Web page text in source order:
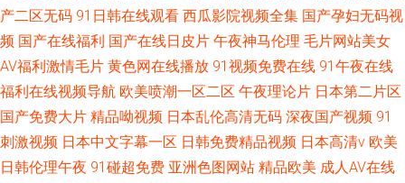
产二区无码 91日韩在线观看 西瓜影院视频全集 国产孕妇无码视
频 国产在线福利 国产在线日皮片 午夜神马伦理 毛片网站美女
AV福利激情毛片 黄色网在线播放 91视频免费在线 91午夜在线
福利在线视频导航 欧美喷潮一区二区 午夜理论片 日本第二片区
国产免费大片 精品呦视频 日本乱伦高清无码 深夜国产视频 91
刺激视频 日本中文字幕一区 日韩免费精品视频 日本高清v 欧美
日韩伦理午夜 91碰超免费 亚洲色图网站 精品欧美 成人AV在线